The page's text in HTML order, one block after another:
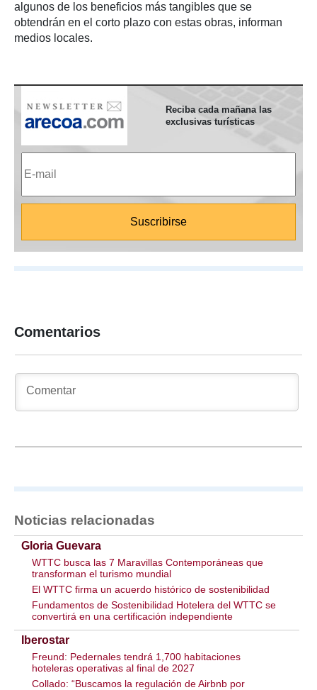
algunos de los beneficios más tangibles que se
obtendrán en el corto plazo con estas obras, informan
medios locales.
Reciba cada mañana las
exclusivas turísticas
Comentarios
Noticias relacionadas
Gloria Guevara
WTTC busca las 7 Maravillas Contemporáneas que
transforman el turismo mundial
El WTTC firma un acuerdo histórico de sostenibilidad
Fundamentos de Sostenibilidad Hotelera del WTTC se
convertirá en una certificación independiente
Iberostar
Freund: Pedernales tendrá 1,700 habitaciones
hoteleras operativas al final de 2027
Collado: “Buscamos la regulación de Airbnb por